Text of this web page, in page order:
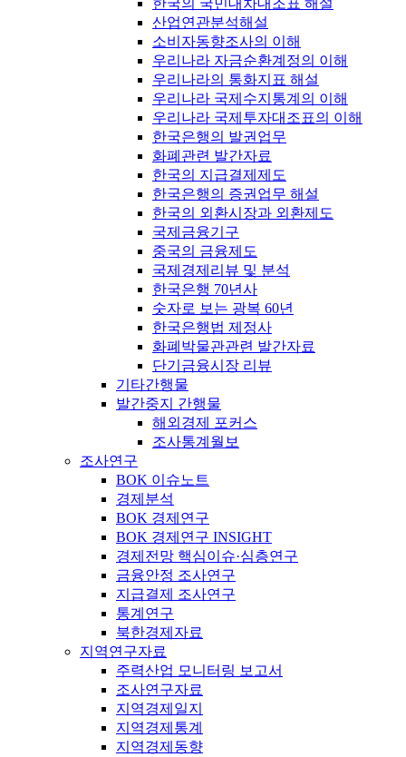
한국의 국민대차대조표 해설
산업연관분석해설
소비자동향조사의 이해
우리나라 자금순환계정의 이해
우리나라의 통화지표 해설
우리나라 국제수지통계의 이해
우리나라 국제투자대조표의 이해
한국은행의 발권업무
화폐관련 발간자료
한국의 지급결제제도
한국은행의 증권업무 해설
한국의 외환시장과 외환제도
국제금융기구
중국의 금융제도
국제경제리뷰 및 분석
한국은행 70년사
숫자로 보는 광복 60년
한국은행법 제정사
화폐박물관관련 발간자료
단기금융시장 리뷰
기타간행물
발간중지 간행물
해외경제 포커스
조사통계월보
조사연구
BOK 이슈노트
경제분석
BOK 경제연구
BOK 경제연구 INSIGHT
경제전망 핵심이슈·심층연구
금융안정 조사연구
지급결제 조사연구
통계연구
북한경제자료
지역연구자료
주력산업 모니터링 보고서
조사연구자료
지역경제일지
지역경제통계
지역경제동향